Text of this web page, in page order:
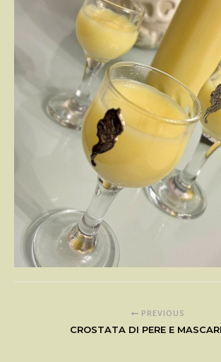
PREVIOUS
CROSTATA DI PERE E